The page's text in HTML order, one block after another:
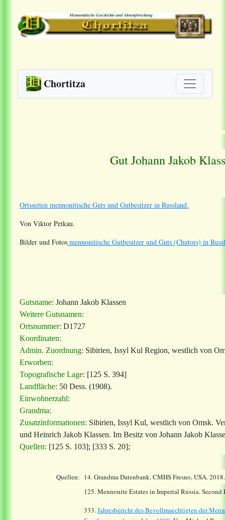
Chortitza
Gut Johann Jakob
Ortsseiten mennonitische Guts und Gutbesitzer in Russland.
Von Viktor Petkau.
Bilder und Fotos mennonitische Gutbesitzer und Guts (Chutors) in
Gutsname: Johann Jakob Klassen
Weitere Gutsnamen:
Ortsnummer: D1727
Koordinaten:
Admin. Zuordnung: Sibirien, Issyl Kul Region, westlich von
Erworben:
Topografische Lage: [125 S. 394]
Landfläche: 50 Dess. (1908).
Einwohnerzahl:
Grandma:
Zusatzinformationen: Sibirien, Issyl Kul, westlich von Omsk.
und Heinrich Jakob Klassen. Im Besitz von Johann Jakob
Quellen: [125 S. 103]; [333 S. 20];
Quellen: 14.Grandma Datenbank. CMHS Fresno, USA.
125. Mennonite Estates in Imperial Russia.
333.Jahresbericht des Bevollmaechtigten der